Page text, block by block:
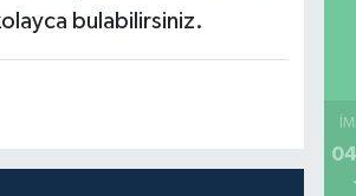
bulabilirsiniz.